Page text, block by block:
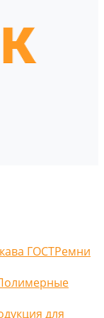
ГОСТРемни
для